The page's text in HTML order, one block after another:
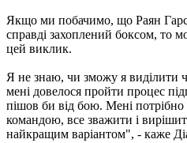
Якщо ми побачимо, що Раян
справді захоплений боксом, то
цей виклик.
Я не знаю, чи зможу я виділити
мені довелося пройти процес
пішов би від бою. Мені потрібно
командою, все зважити і
найкращим варіантом", - каже